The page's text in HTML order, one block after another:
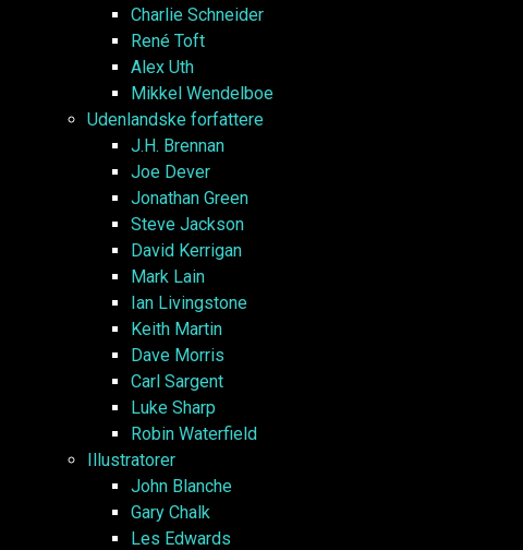
Charlie Schneider
René Toft
Alex Uth
Mikkel Wendelboe
Udenlandske forfattere
J.H. Brennan
Joe Dever
Jonathan Green
Steve Jackson
David Kerrigan
Mark Lain
Ian Livingstone
Keith Martin
Dave Morris
Carl Sargent
Luke Sharp
Robin Waterfield
Illustratorer
John Blanche
Gary Chalk
Les Edwards